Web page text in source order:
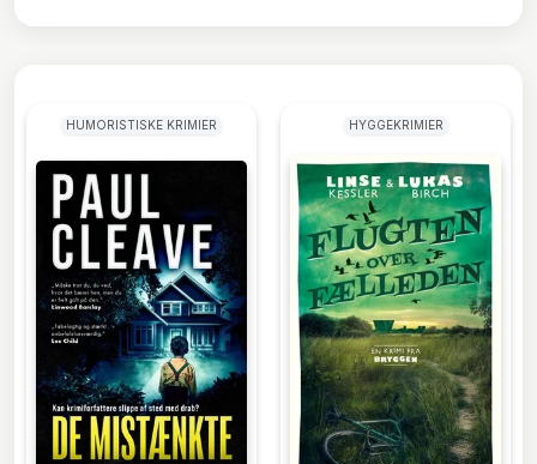
HUMORISTISKE KRIMIER HYGGEKRIMIER